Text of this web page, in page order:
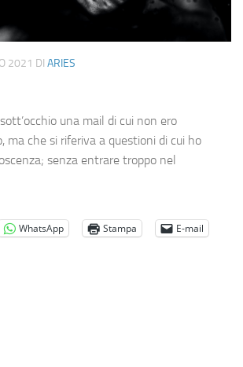
2021 DI ARIES
una mail di cui non ero
ma che si riferiva a questioni di cui ho
senza entrare troppo nel
WhatsApp Stampa
E-mail